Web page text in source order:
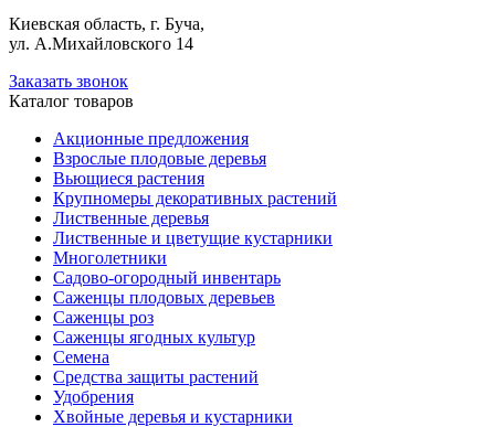
Киевская область, г. Буча,
ул. А.Михайловского 14
Заказать звонок
Каталог товаров
Акционные предложения
Взрослые плодовые деревья
Вьющиеся растения
Крупномеры декоративных растений
Лиственные деревья
Лиственные и цветущие кустарники
Многолетники
Садово-огородный инвентарь
Саженцы плодовых деревьев
Саженцы роз
Саженцы ягодных культур
Семена
Средства защиты растений
Удобрения
Хвойные деревья и кустарники